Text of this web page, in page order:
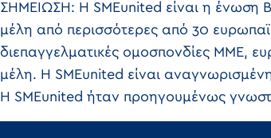
ΣΗΜΕΙΩΣΗ: Η SMEunited είναι η ένωση
μέλη από περισσότερες από 30
διεπαγγελματικές ομοσπονδίες ΜΜΕ,
μέλη. Η SMEunited είναι
Η SMEunited ήταν προηγουμένως